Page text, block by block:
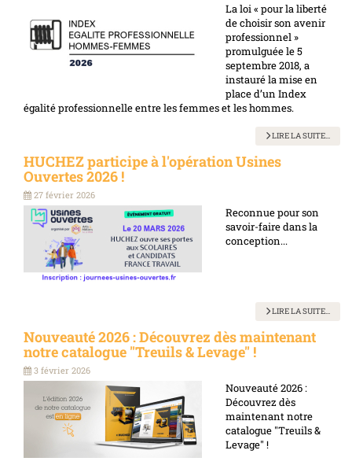
La loi « pour la liberté
de choisir son avenir
professionnel »
promulguée le 5
septembre 2018, a
instauré la mise en
place d’un Index
égalité professionnelle entre les femmes et les hommes.
LIRE LA SUITE...
HUCHEZ participe à l'opération Usines
Ouvertes 2026 !
27 février 2026
Reconnue pour son
savoir-faire dans la
conception...
LIRE LA SUITE...
Nouveauté 2026 : Découvrez dès maintenant
notre catalogue "Treuils & Levage" !
3 février 2026
Nouveauté 2026 :
Découvrez dès
maintenant notre
catalogue "Treuils &
Levage" !